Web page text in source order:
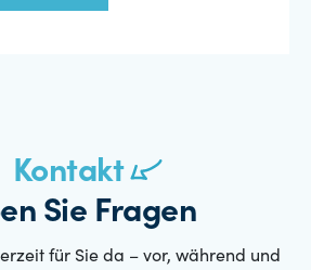
Kontakt
Sie Fragen
für Sie da – vor, während und